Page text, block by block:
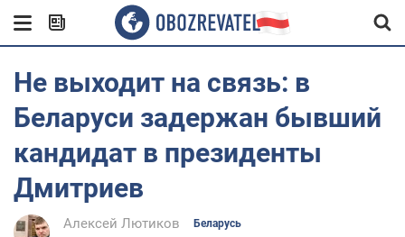
Не выходит на связь: в
Беларуси задержан бывший
кандидат в президенты
Дмитриев
Алексей Лютиков Беларусь